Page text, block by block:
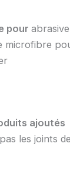
pour
microfibre
ajoutés
les joints